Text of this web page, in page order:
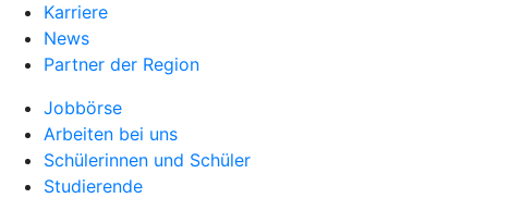
Karriere
News
Partner der Region
Jobbörse
Arbeiten bei uns
Schülerinnen und Schüler
Studierende